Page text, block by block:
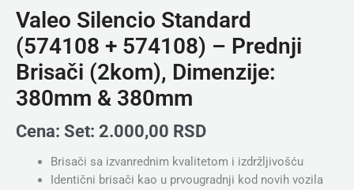
Valeo Silencio Standard
(574108 + 574108) – Prednji
Brisači (2kom), Dimenzije:
380mm & 380mm
Cena: Set: 2.000,00 RSD
Brisači sa izvanrednim kvalitetom i izdržljivošću
Identični brisači kao u prvougradnji kod novih vozila